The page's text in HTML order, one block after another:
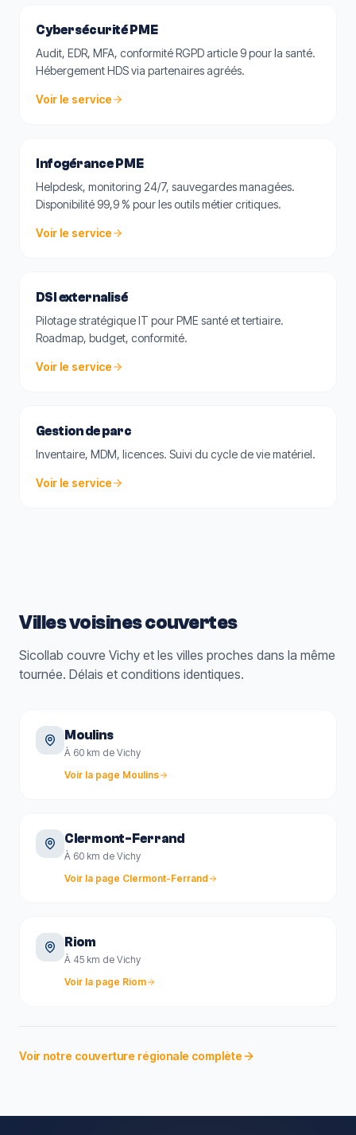
Cybersécurité PME
Audit, EDR, MFA, conformité RGPD article 9 pour la santé.
Hébergement HDS via partenaires agréés.
Voir le service
Infogérance PME
Helpdesk, monitoring 24/7, sauvegardes managées.
Disponibilité 99,9 % pour les outils métier critiques.
Voir le service
DSI externalisé
Pilotage stratégique IT pour PME santé et tertiaire.
Roadmap, budget, conformité.
Voir le service
Gestion de parc
Inventaire, MDM, licences. Suivi du cycle de vie matériel.
Voir le service
Villes voisines couvertes
Sicollab couvre Vichy et les villes proches dans la même
tournée. Délais et conditions identiques.
Moulins
À 60 km de Vichy
Voir la page Moulins
Clermont-Ferrand
À 60 km de Vichy
Voir la page Clermont-Ferrand
Riom
À 45 km de Vichy
Voir la page Riom
Voir notre couverture régionale complète